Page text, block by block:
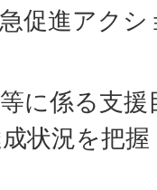
促進アク
に係る支
状況を把